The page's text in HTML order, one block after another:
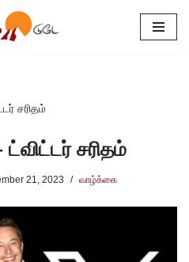
சரிதம்
சரிதம்
21, 2023 வாழ்க்கை